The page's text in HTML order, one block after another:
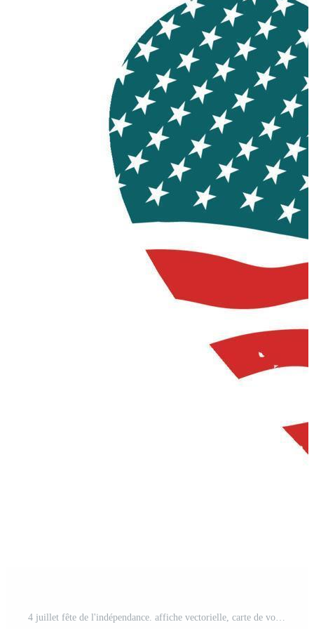
4 juillet fête de l'indépendance. affiche vectorielle, carte de voeux. statue de la liberté avec une torche à la main sur fond de drapeau américain en forme de coeur. Vecteur Pro